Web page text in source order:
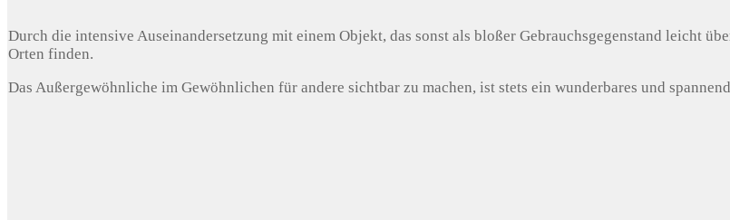
Durch die intensive Auseinandersetzung mit einem Objekt, das sonst als bloßer Gebrauchsgegenstand leicht
Orten finden.
Das Außergewöhnliche im Gewöhnlichen für andere sichtbar zu machen, ist stets ein wunderbares und